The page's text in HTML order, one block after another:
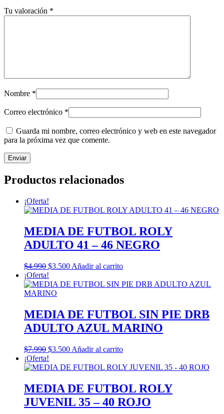
Tu valoración *
Nombre *
Correo electrónico *
Guarda mi nombre, correo electrónico y web en este navegador
para la próxima vez que comente.
Productos relacionados
¡Oferta!
MEDIA DE FUTBOL ROLY
ADULTO 41 – 46 NEGRO
$4.990 El
precio
original
era:
$3.500El
actual
Añadir al carrito
¡Oferta!
MEDIA DE FUTBOL SIN PIE DRB
ADULTO AZUL MARINO
$7.990 El
precio
original
$7.990.
$3.500El
actual
$3.500.
Añadir al carrito
¡Oferta!
MEDIA DE FUTBOL ROLY
JUVENIL 35 – 40 ROJO